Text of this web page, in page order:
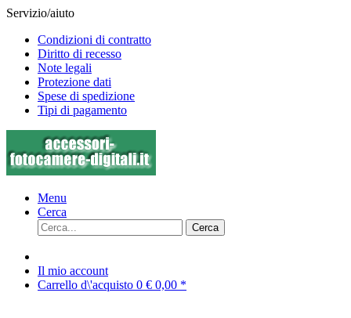
Servizio/aiuto
Condizioni di contratto
Diritto di recesso
Note legali
Protezione dati
Spese di spedizione
Tipi di pagamento
Menu
Cerca
Cerca
Il mio account
Carrello d\'acquisto 0 € 0,00 *